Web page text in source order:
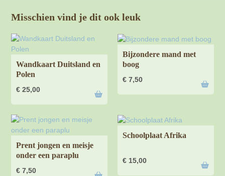
Misschien vind je dit ook leuk
Wandkaart Duitsland en
Polen
€ 25,00
Bijzondere mand met
boog
€ 7,50
Prent jongen en meisje
onder een paraplu
€ 7,50
Schoolplaat Afrika
€ 15,00